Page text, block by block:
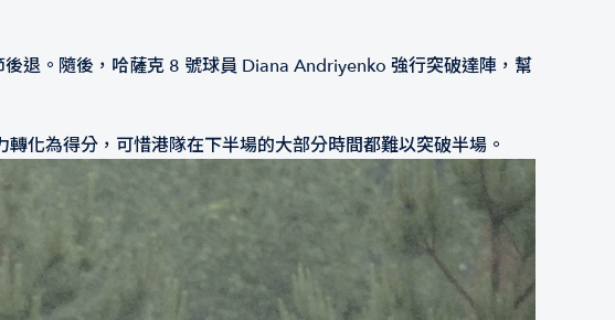
退。隨後，哈薩克 8 號球員 Diana Andriyenko 強行突破達陣，幫
化為得分，可惜港隊在下半場的大部分時間都難以突破半場。